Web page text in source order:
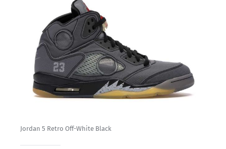
Jordan 5 Retro Off-White Black